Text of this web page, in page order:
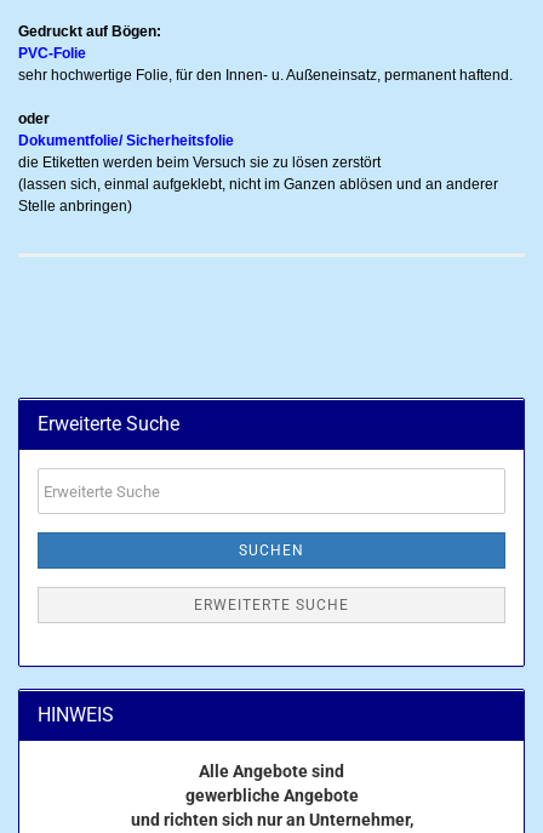
Gedruckt auf Bögen:
PVC-Folie
sehr hochwertige Folie, für den Innen- u. Außeneinsatz, permanent haftend.
oder
Dokumentfolie/ Sicherheitsfolie
die Etiketten werden beim Versuch sie zu lösen zerstört
(lassen sich, einmal aufgeklebt, nicht im Ganzen ablösen und an anderer
Stelle anbringen)
Erweiterte Suche
Suche
SUCHEN
ERWEITERTE SUCHE
HINWEIS
Alle Angebote sind
gewerbliche Angebote
und richten sich nur an Unternehmer,